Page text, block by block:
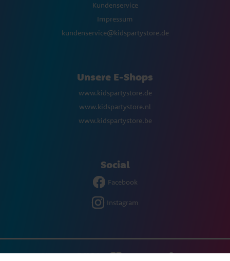
Kundenservice
Impressum
kundenservice@kidspartystore.de
Unsere E-Shops
www.kidspartystore.de
www.kidspartystore.nl
www.kidspartystore.be
Social
Facebook
Instagram